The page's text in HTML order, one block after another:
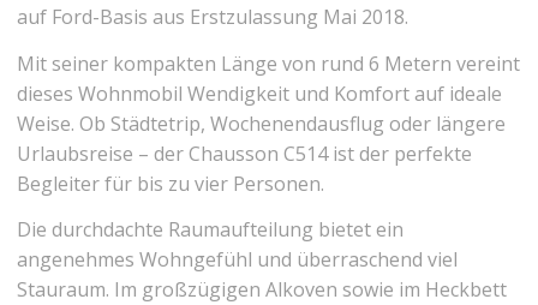
auf Ford-Basis aus Erstzulassung Mai 2018.
Mit seiner kompakten Länge von rund 6 Metern vereint
dieses Wohnmobil Wendigkeit und Komfort auf ideale
Weise. Ob Städtetrip, Wochenendausflug oder längere
Urlaubsreise – der Chausson C514 ist der perfekte
Begleiter für bis zu vier Personen.
Die durchdachte Raumaufteilung bietet ein
angenehmes Wohngefühl und überraschend viel
Stauraum. Im großzügigen Alkoven sowie im Heckbett